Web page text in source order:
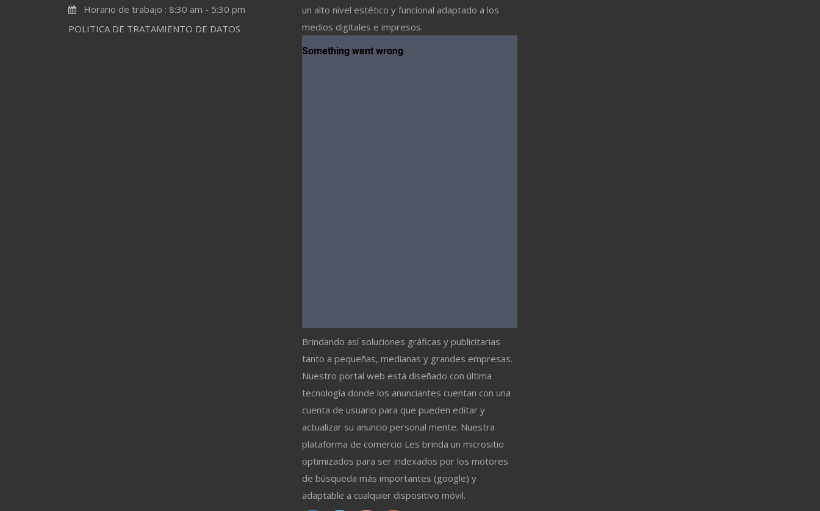
Horario de trabajo : 8:30 am - 5:30 pm
POLITICA DE TRATAMIENTO DE DATOS
un alto nivel estético y funcional adaptado a los
medios digitales e impresos.
Brindando así soluciones gráficas y publicitarias
tanto a pequeñas, medianas y grandes empresas.
Nuestro portal web está diseñado con última
tecnología donde los anunciantes cuentan con una
cuenta de usuario para que pueden editar y
actualizar su anuncio personal mente. Nuestra
plataforma de comercio Les brinda un micrositio
optimizados para ser indexados por los motores
de búsqueda más importantes (google) y
adaptable a cualquier dispositivo móvil.